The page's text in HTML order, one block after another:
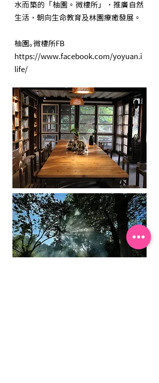
水而築的「柚園。微棲所」，推廣自然
生活，朝向生命教育及林園療癒發展。
柚園｡微棲所FB
https://www.facebook.com/yoyuan.i
life/